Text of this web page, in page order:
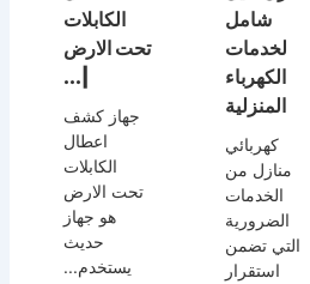
شامل
لخدمات
الكهرباء
المنزلية
كهربائي
منازل من
الخدمات
الضرورية
التي تضمن
استقرار
الكابلات
تحت الارض
|...
جهاز كشف
اعطال
الكابلات
تحت الارض
هو جهاز
حديث
يستخدم...